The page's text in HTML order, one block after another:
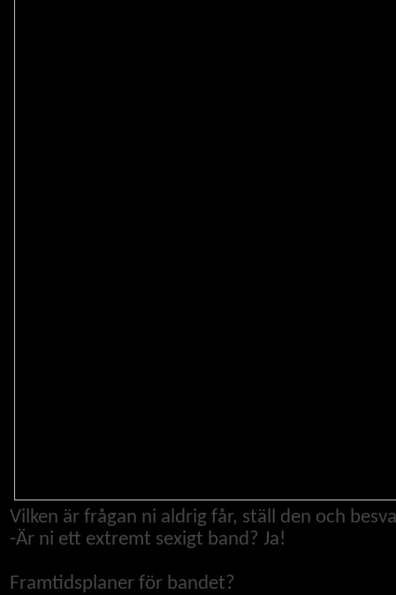
Vilken är frågan ni aldrig får, ställ den och
-Är ni ett extremt sexigt band? Ja!
Framtidsplaner för bandet?